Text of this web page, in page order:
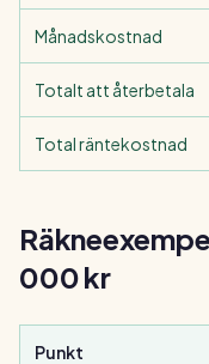
Månadskostnad
Totalt att återbetala
Total räntekostnad
000 kr
Punkt